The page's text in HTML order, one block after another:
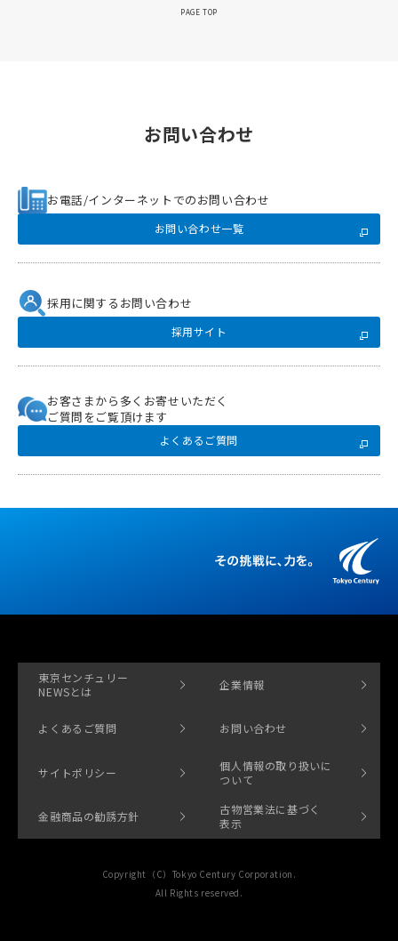
PAGE TOP
お問い合わせ
お電話/インターネットでのお問い合わせ
お問い合わせ一覧
採用に関するお問い合わせ
採用サイト
お客さまから多くお寄せいただく
ご質問をご覧頂けます
よくあるご質問
東京センチュリー
NEWSとは
企業情報
よくあるご質問 お問い合わせ
サイトポリシー
個人情報の取り扱いに
ついて
金融商品の勧誘方針
古物営業法に基づく
表示
Copyright（C）Tokyo Century Corporation.
All Rights reserved.